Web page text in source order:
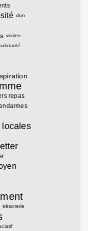
don
visites
repas
locales
trésorerie